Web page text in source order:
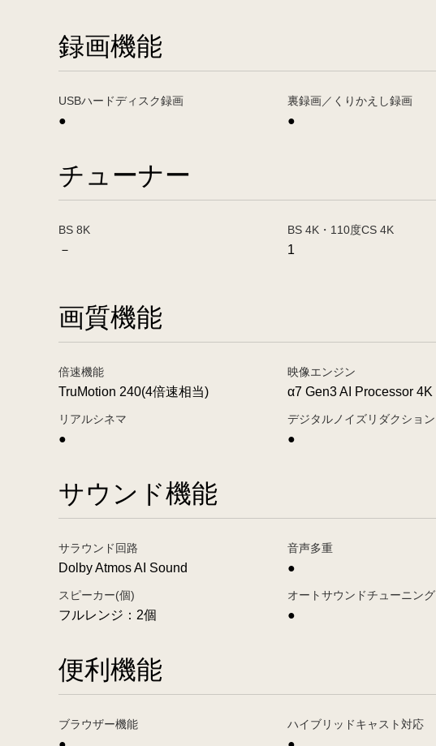
録画機能
USBハードディスク録画
●
裏録画／くりかえし録画
●
チューナー
BS 8K
－
BS 4K・110度CS 4K
1
画質機能
倍速機能
TruMotion 240(4倍速相当)
映像エンジン
α7 Gen3 AI Processor 4K
リアルシネマ
●
デジタルノイズリダクション
●
サウンド機能
サラウンド回路
Dolby Atmos AI Sound
音声多重
●
スピーカー(個)
フルレンジ：2個
オートサウンドチューニング
●
便利機能
ブラウザー機能 ハイブリッドキャスト対応